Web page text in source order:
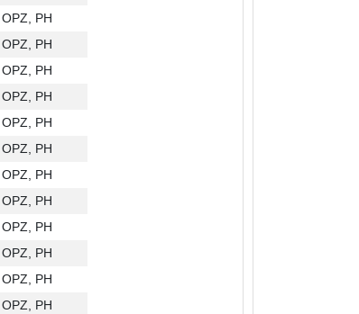
OPZ, PH
OPZ, PH
OPZ, PH
OPZ, PH
OPZ, PH
OPZ, PH
OPZ, PH
OPZ, PH
OPZ, PH
OPZ, PH
OPZ, PH
OPZ, PH